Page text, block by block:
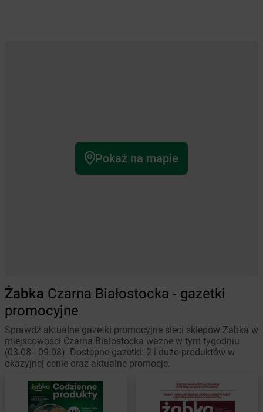
Pokaż na mapie
Żabka Czarna Białostocka - gazetki
promocyjne
Sprawdź aktualne gazetki promocyjne sieci sklepów Żabka w
miejscowości Czarna Białostocka ważne w tym tygodniu
(03.08 - 09.08). Dostępne gazetki: 2 i dużo produktów w
okazyjnej cenie oraz aktualne promocje.